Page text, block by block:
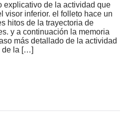
explicativo de la actividad que
visor inferior. el folleto hace un
hitos de la trayectoria de
y a continuación la memoria
más detallado de la actividad
de la […]